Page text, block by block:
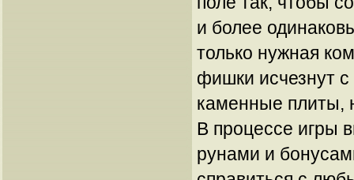
и более
только нужная
фишки исчезнут
каменные плиты,
В процессе игры
рунами и